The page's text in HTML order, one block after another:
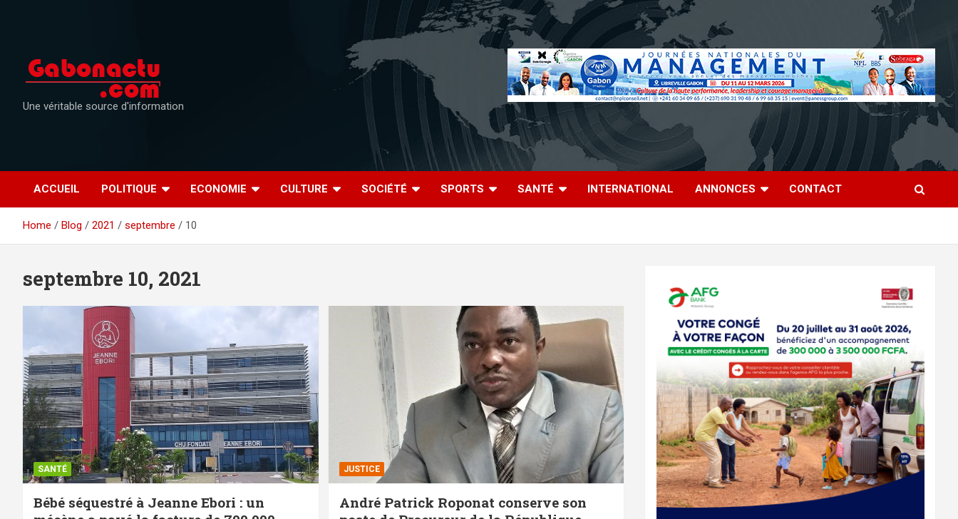
Une véritable source d'information
ACCUEIL POLITIQUE ECONOMIE CULTURE SOCIÉTÉ SPORTS SANTÉ INTERNATIONAL ANNONCES CONTACT
Home Blog 2021 septembre 10
septembre 10, 2021
SANTÉ
Bébé séquestré à Jeanne Ebori : un
JUSTICE
André Patrick Roponat conserve son